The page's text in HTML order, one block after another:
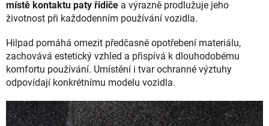
místě kontaktu paty řidiče a výrazně prodlužuje jeho
životnost při každodenním používání vozidla.
Hilpad pomáhá omezit předčasné opotřebení materiálu,
zachovává estetický vzhled a přispívá k dlouhodobému
komfortu používání. Umístění i tvar ochranné výztuhy
odpovídají konkrétnímu modelu vozidla.